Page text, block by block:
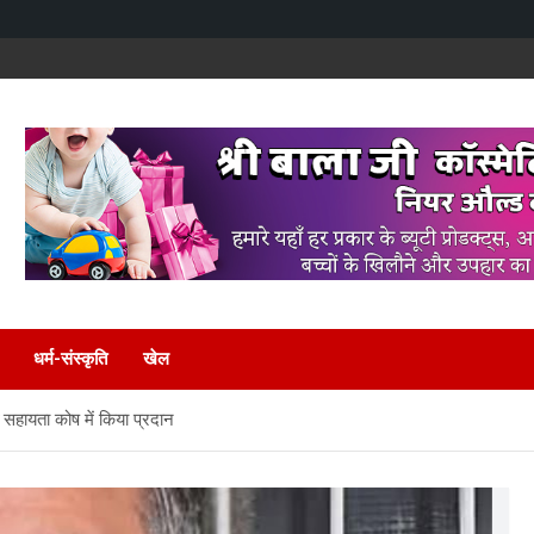
धर्म-संस्कृति खेल
कोष में किया प्रदान